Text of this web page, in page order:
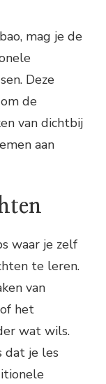
mag je de
Deze
de
van dichtbij
aan
waar je zelf
te leren.
van
het
wat wils.
dat je les